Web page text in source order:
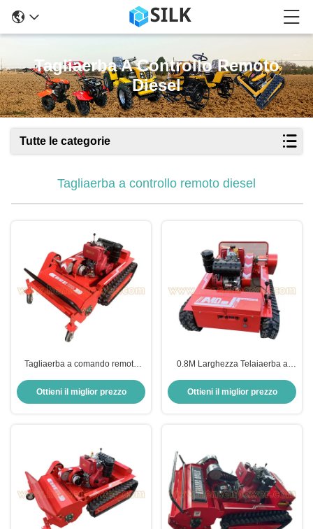
Tagliaerba A Controllo Remoto
Diesel
Tutte le categorie
Tagliaerba a controllo remoto diesel
Tagliaerba a comando remoto
Ottieni il miglior prezzo
0.8M Larghezza Telaiaerba a
commerciale a controllo remoto
Ottieni il miglior prezzo